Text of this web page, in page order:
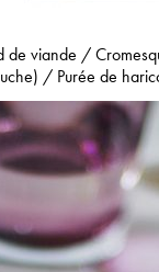
viande /
/ Purée de